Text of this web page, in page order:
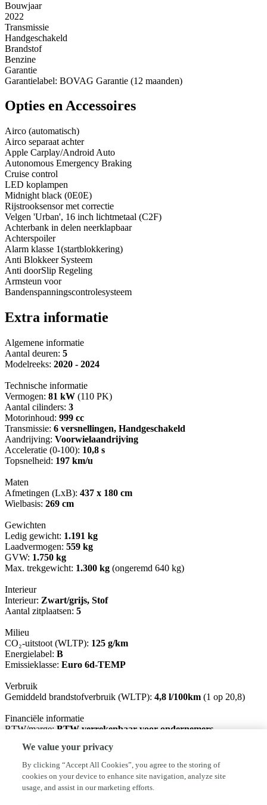
Bouwjaar
2022
Transmissie
Handgeschakeld
Brandstof
Benzine
Garantie
Garantielabel: BOVAG Garantie (12 maanden)
Opties en Accessoires
Airco (automatisch)
Airco separaat achter
Apple Carplay/Android Auto
Autonomous Emergency Braking
Cruise control
LED koplampen
Midnight black (0E0E)
Rijstrooksensor met correctie
Velgen 'Urban', 16 inch lichtmetaal (C2F)
Achterbank in delen neerklapbaar
Achterspoiler
Alarm klasse 1(startblokkering)
Anti Blokkeer Systeem
Anti doorSlip Regeling
Armsteun voor
Bandenspanningscontrolesysteem
Extra informatie
Algemene informatie
Aantal deuren: 5
Modelreeks: 2020 - 2024
Technische informatie
Vermogen: 81 kW (110 PK)
Aantal cilinders: 3
Motorinhoud: 999 cc
Transmissie: 6 versnellingen, Handgeschakeld
Aandrijving: Voorwielaandrijving
Acceleratie (0-100): 10,8 s
Topsnelheid: 197 km/u
Maten
Afmetingen (LxB): 437 x 180 cm
Wielbasis: 269 cm
Gewichten
Ledig gewicht: 1.191 kg
Laadvermogen: 559 kg
GVW: 1.750 kg
Max. trekgewicht: 1.300 kg (ongeremd 640 kg)
Interieur
Interieur: Zwart/grijs, Stof
Aantal zitplaatsen: 5
Milieu
CO₂-uitstoot (WLTP): 125 g/km
Energielabel: B
Emissieklasse: Euro 6d-TEMP
Verbruik
Gemiddeld brandstofverbruik (WLTP): 4,8 l/100km (1 op 20,8)
Financiële informatie
BTW/marge:BTW verrekenbaar voor ondernemers
Garantie
BOVAG 40-Puntencheck: Ja
Afleverpakketten
Inbegrepen afleverpakket:Standaard:Wettelijke garantie, Geldige
We value your privacy
By clicking “Accept All Cookies”, you agree to the storing of
cookies on your device to enhance site navigation, analyze site
usage, and assist in our marketing efforts.